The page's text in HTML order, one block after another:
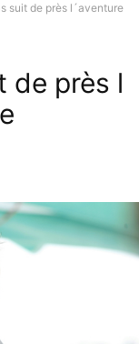
suit de près l´aventure
de près l